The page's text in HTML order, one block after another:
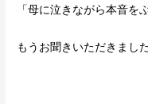
「母に泣きながら本音を
もうお聞きいただきまし